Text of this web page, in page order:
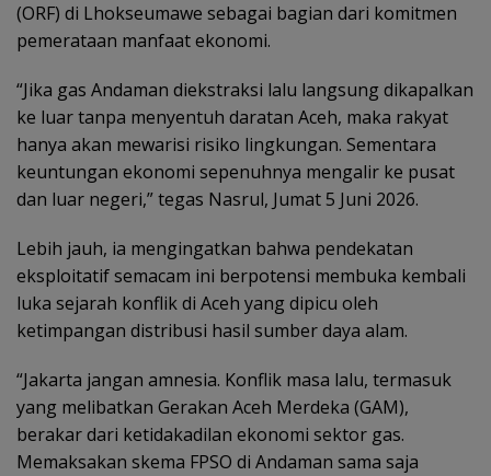
(ORF) di Lhokseumawe sebagai bagian dari komitmen
pemerataan manfaat ekonomi.
“Jika gas Andaman diekstraksi lalu langsung dikapalkan
ke luar tanpa menyentuh daratan Aceh, maka rakyat
hanya akan mewarisi risiko lingkungan. Sementara
keuntungan ekonomi sepenuhnya mengalir ke pusat
dan luar negeri,” tegas Nasrul, Jumat 5 Juni 2026.
Lebih jauh, ia mengingatkan bahwa pendekatan
eksploitatif semacam ini berpotensi membuka kembali
luka sejarah konflik di Aceh yang dipicu oleh
ketimpangan distribusi hasil sumber daya alam.
“Jakarta jangan amnesia. Konflik masa lalu, termasuk
yang melibatkan Gerakan Aceh Merdeka (GAM),
berakar dari ketidakadilan ekonomi sektor gas.
Memaksakan skema FPSO di Andaman sama saja